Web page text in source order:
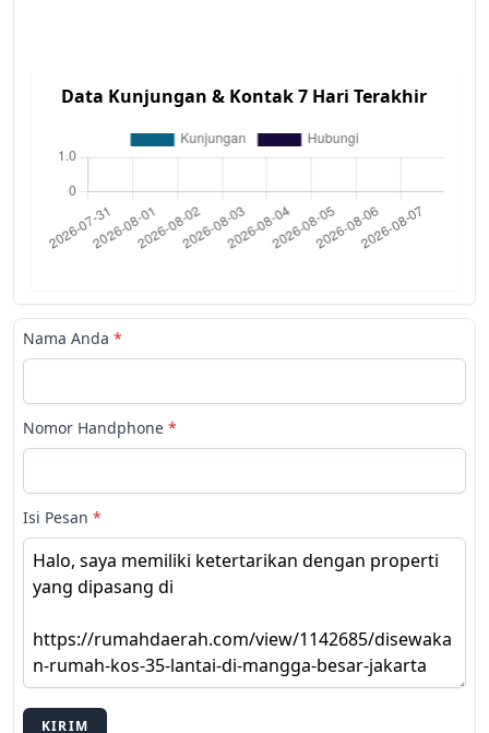
Data Kunjungan & Kontak 7 Hari Terakhir
Nama Anda *
Nomor Handphone *
Isi Pesan *
KIRIM